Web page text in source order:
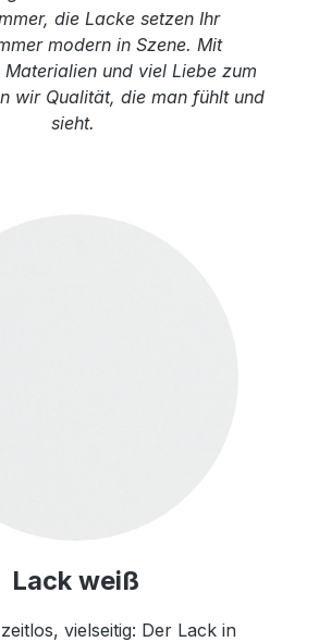
die Lacke setzen Ihr
modern in Szene. Mit
und viel Liebe zum
wir Qualität, die man fühlt und
sieht.
Lack weiß
vielseitig: Der Lack in